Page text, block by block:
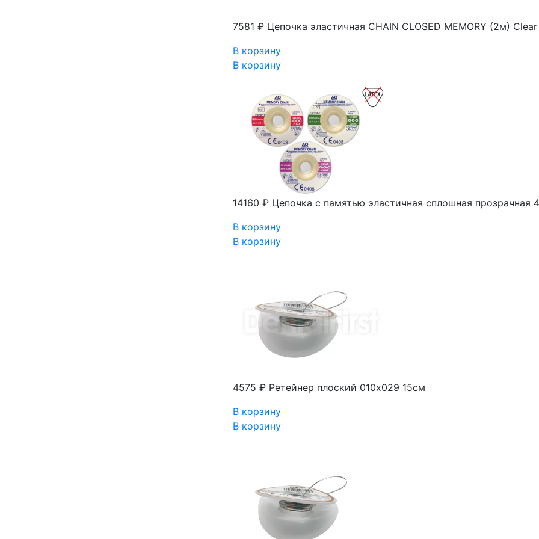
7581 ₽ Цепочка эластичная CHAIN CLOSED MEMORY (2м) Clear
В корзину
В корзину
14160 ₽ Цепочка c памятью эластичная сплошная прозрачная
В корзину
В корзину
4575 ₽ Ретейнер плоский 010х029 15см
В корзину
В корзину